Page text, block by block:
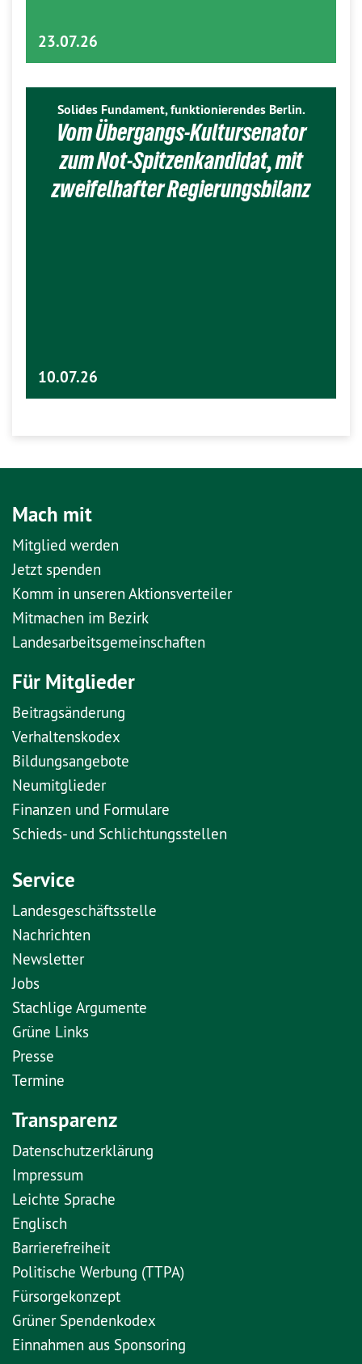
23.07.26
Solides Fundament, funktionierendes Berlin.
Vom Übergangs-Kultursenator
zum Not-Spitzenkandidat, mit
zweifelhafter Regierungsbilanz
10.07.26
Mach mit
Mitglied werden
Jetzt spenden
Komm in unseren Aktionsverteiler
Mitmachen im Bezirk
Landesarbeitsgemeinschaften
Für Mitglieder
Beitragsänderung
Verhaltenskodex
Bildungsangebote
Neumitglieder
Finanzen und Formulare
Schieds- und Schlichtungsstellen
Service
Landesgeschäftsstelle
Nachrichten
Newsletter
Jobs
Stachlige Argumente
Grüne Links
Presse
Termine
Transparenz
Datenschutzerklärung
Impressum
Leichte Sprache
Englisch
Barrierefreiheit
Politische Werbung (TTPA)
Fürsorgekonzept
Grüner Spendenkodex
Einnahmen aus Sponsoring